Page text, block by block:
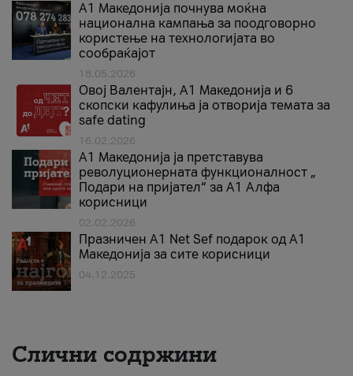
A1 Македонија почнува моќна
национална кампања за поодговорно
користење на технологијата во
сообраќајот
18.05.2026
Овој Валентајн, A1 Македонија и 6
скопски кафулиња ја отворија темата за
safe dating
16.02.2026
А1 Македонија ја претставува
револуционерната функционалност „
Подари на пријател“ за А1 Алфа
корисници
02.02.2026
Празничен A1 Net Sеf подарок од А1
Македонија за сите корисници
04.12.2025
Слични содржини